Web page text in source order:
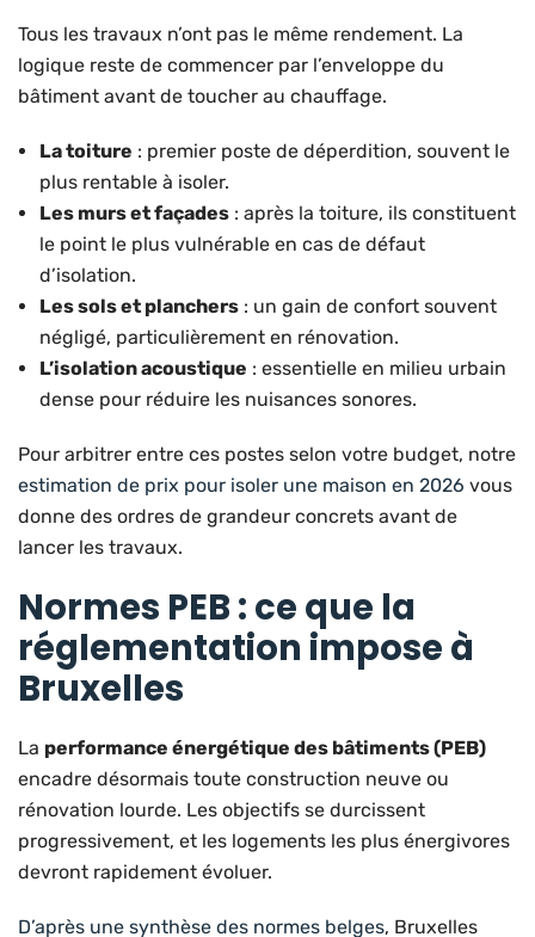
Tous les travaux n’ont pas le même rendement. La
logique reste de commencer par l’enveloppe du
bâtiment avant de toucher au chauffage.
La toiture : premier poste de déperdition, souvent le
plus rentable à isoler.
Les murs et façades : après la toiture, ils constituent
le point le plus vulnérable en cas de défaut
d’isolation.
Les sols et planchers : un gain de confort souvent
négligé, particulièrement en rénovation.
L’isolation acoustique : essentielle en milieu urbain
dense pour réduire les nuisances sonores.
Pour arbitrer entre ces postes selon votre budget, notre
estimation de prix pour isoler une maison en 2026 vous
donne des ordres de grandeur concrets avant de
lancer les travaux.
Normes PEB : ce que la
réglementation impose à
Bruxelles
La performance énergétique des bâtiments (PEB)
encadre désormais toute construction neuve ou
rénovation lourde. Les objectifs se durcissent
progressivement, et les logements les plus énergivores
devront rapidement évoluer.
D’après une synthèse des normes belges, Bruxelles